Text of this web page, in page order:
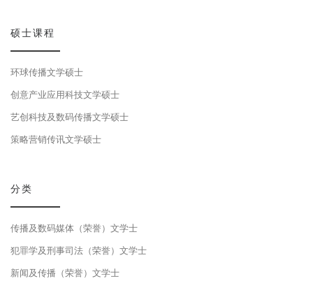
硕士课程
环球传播文学硕士
创意产业应用科技文学硕士
艺创科技及数码传播文学硕士
策略营销传讯文学硕士
分类
传播及数码媒体（荣誉）文学士
犯罪学及刑事司法（荣誉）文学士
新闻及传播（荣誉）文学士